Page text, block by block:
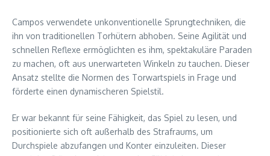
Campos verwendete unkonventionelle Sprungtechniken, die
ihn von traditionellen Torhütern abhoben. Seine Agilität und
schnellen Reflexe ermöglichten es ihm, spektakuläre Paraden
zu machen, oft aus unerwarteten Winkeln zu tauchen. Dieser
Ansatz stellte die Normen des Torwartspiels in Frage und
förderte einen dynamischeren Spielstil.
Er war bekannt für seine Fähigkeit, das Spiel zu lesen, und
positionierte sich oft außerhalb des Strafraums, um
Durchspiele abzufangen und Konter einzuleiten. Dieser